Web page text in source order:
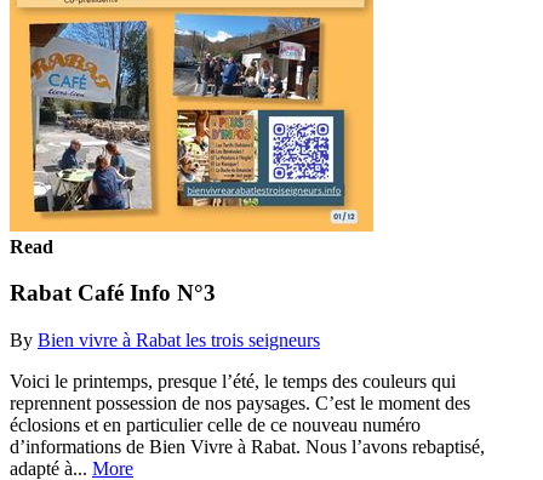
Read
Rabat Café Info N°3
By Bien vivre à Rabat les trois seigneurs
Voici le printemps, presque l’été, le temps des couleurs qui
reprennent possession de nos paysages. C’est le moment des
éclosions et en particulier celle de ce nouveau numéro
d’informations de Bien Vivre à Rabat. Nous l’avons rebaptisé,
adapté à... More